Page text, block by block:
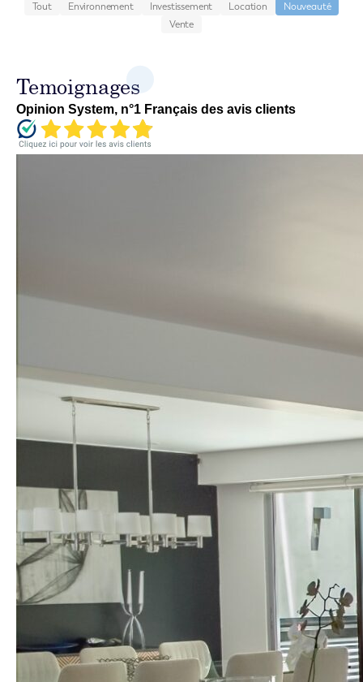
Tout Environnement Investissement Location
Nouveauté
Vente
Temoignages
Opinion System, n°1 Français des avis clients